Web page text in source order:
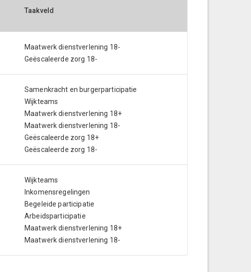
Taakveld
Maatwerk dienstverlening 18-
Geëscaleerde zorg 18-
Samenkracht en burgerparticipatie
Wijkteams
Maatwerk dienstverlening 18+
Maatwerk dienstverlening 18-
Geëscaleerde zorg 18+
Geëscaleerde zorg 18-
Wijkteams
Inkomensregelingen
Begeleide participatie
Arbeidsparticipatie
Maatwerk dienstverlening 18+
Maatwerk dienstverlening 18-